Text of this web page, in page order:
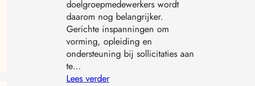
doelgroepmedewerkers wordt
daarom nog belangrijker.
Gerichte inspanningen om
vorming, opleiding en
ondersteuning bij sollicitaties aan
te…
Lees verder